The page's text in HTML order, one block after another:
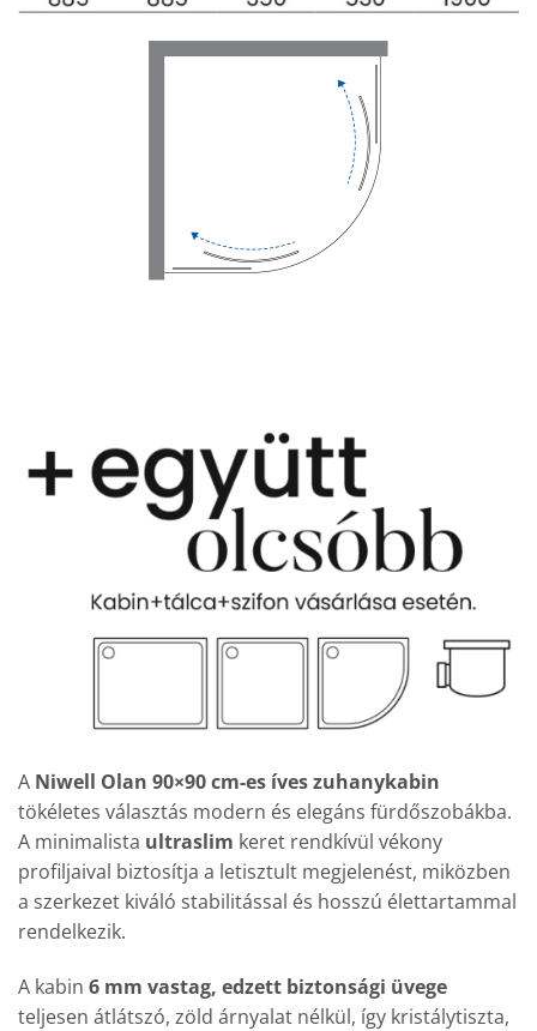
A Niwell Olan 90×90 cm-es íves zuhanykabin
tökéletes választás modern és elegáns fürdőszobákba.
A minimalista ultraslim keret rendkívül vékony
profiljaival biztosítja a letisztult megjelenést, miközben
a szerkezet kiváló stabilitással és hosszú élettartammal
rendelkezik.
A kabin 6 mm vastag, edzett biztonsági üvege
teljesen átlátszó, zöld árnyalat nélkül, így kristálytiszta,